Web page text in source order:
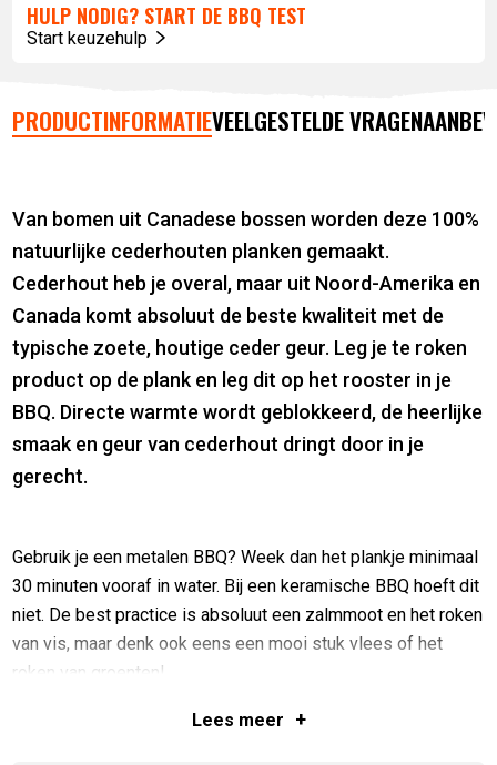
HULP NODIG? START DE BBQ TEST
Start keuzehulp
PRODUCTINFORMATIEVEELGESTELDE VRAGEN
Van bomen uit Canadese bossen worden deze 100%
natuurlijke cederhouten planken gemaakt.
Cederhout heb je overal, maar uit Noord-Amerika en
Canada komt absoluut de beste kwaliteit met de
typische zoete, houtige ceder geur. Leg je te roken
product op de plank en leg dit op het rooster in je
BBQ. Directe warmte wordt geblokkeerd, de heerlijke
smaak en geur van cederhout dringt door in je
gerecht.
Gebruik je een metalen BBQ? Week dan het plankje minimaal
30 minuten vooraf in water. Bij een keramische BBQ hoeft dit
niet. De best practice is absoluut een zalmmoot en het roken
van vis, maar denk ook eens een mooi stuk vlees of het
roken van groenten!
Bijvoorbeeld lekker bij: Zalm, Vlees & Groente.
Lees meer +